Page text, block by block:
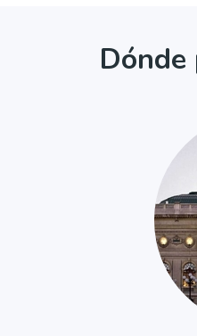
Dónde